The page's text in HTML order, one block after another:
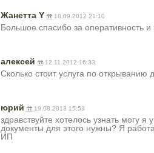
Жанетта Y 18.09.2012 21:10
Большое спасибо за оперативность и
алексей 12.11.2012 16:33
Сколько стоит услуга по открыванию
юрий 19.08.2013 15:53
здравствуйте хотелось узнать могу
документы для этого нужны? Я
ИП